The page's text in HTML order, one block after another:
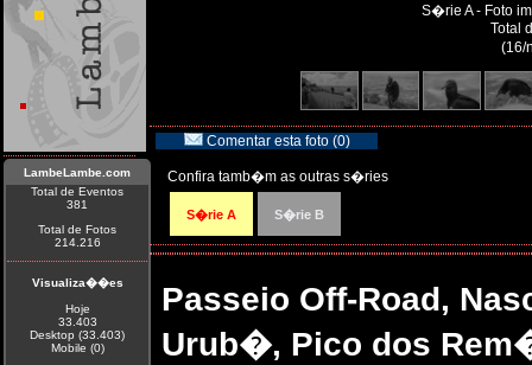
LambeLambe.com
Total de Eventos
381
Total de Fotos
214.216
Visualiza��es
Hoje
33.403
Desktop (33.403)
Mobile (0)
S�rie A - Foto
Total
(16/
Comentar esta foto (0)
Confira tamb�m as outras s�ries
S�rie A S�rie B
Passeio Off-Road,
Urub�, Pico dos